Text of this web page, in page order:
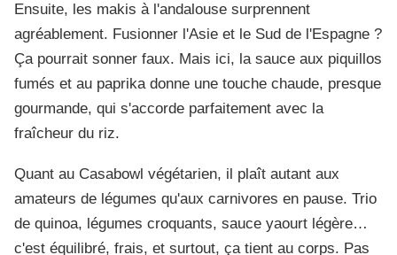
Ensuite, les makis à l'andalouse surprennent
agréablement. Fusionner l'Asie et le Sud de l'Espagne ?
Ça pourrait sonner faux. Mais ici, la sauce aux piquillos
fumés et au paprika donne une touche chaude, presque
gourmande, qui s'accorde parfaitement avec la
fraîcheur du riz.
Quant au Casabowl végétarien, il plaît autant aux
amateurs de légumes qu'aux carnivores en pause. Trio
de quinoa, légumes croquants, sauce yaourt légère…
c'est équilibré, frais, et surtout, ça tient au corps. Pas